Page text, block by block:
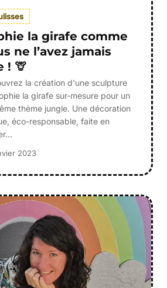
la girafe comme
ne l’avez jamais
! 🦒
la création d'une sculpture
la girafe sur-mesure pour un
thème jungle. Une décoration
éco-responsable, faite en
2023